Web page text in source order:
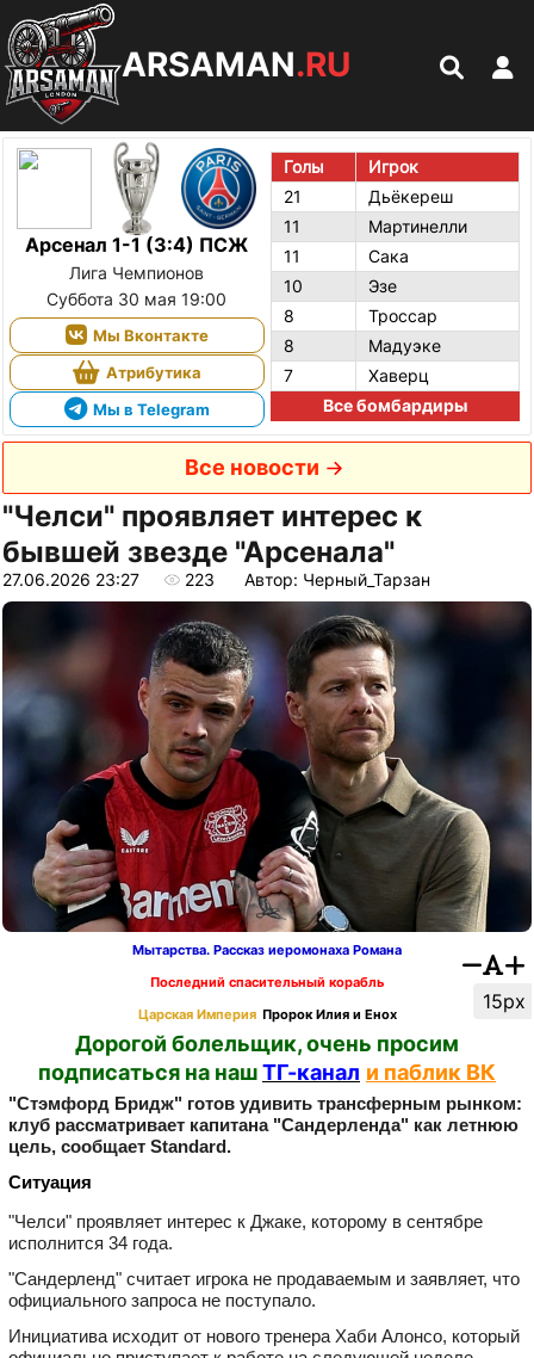
ARSAMAN.RU
Арсенал 1-1 (3:4) ПСЖ
Лига Чемпионов
Суббота 30 мая 19:00
Мы Вконтакте
Атрибутика
Мы в Telegram
Голы
Игрок
21
Дьёкереш
11
Мартинелли
11
Сака
10
Эзе
8
Троссар
8
Мадуэке
7
Хаверц
Все бомбардиры
Все новости
"Челси" проявляет интерес к
бывшей звезде "Арсенала"
27.06.2026 23:27 223 Автор: Черный_Тарзан
15px
Мытарства. Рассказ иеромонаха Романа
Последний спасительный корабль
Царская Империя Пророк Илия и Енох
Дорогой болельщик, очень просим
подписаться на нашТГ-канал и паблик ВК
"Стэмфорд Бридж" готов удивить трансферным рынком:
клуб рассматривает капитана "Сандерленда" как летнюю
цель, сообщает Standard.
Ситуация
"Челси" проявляет интерес к Джаке, которому в сентябре
исполнится 34 года.
"Сандерленд" считает игрока не продаваемым и заявляет, что
официального запроса не поступало.
Инициатива исходит от нового тренера Хаби Алонсо, который